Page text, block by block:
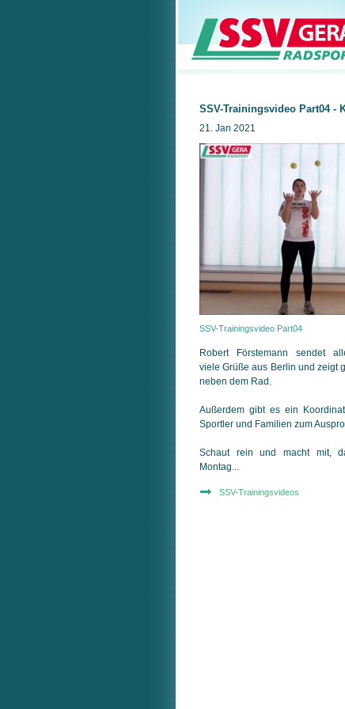
SSV-Trainingsvideo Part04 -
21. Jan 2021
SSV-Trainingsvideo Part04
Robert Förstemann sendet
viele Grüße aus Berlin und zeigt
neben dem Rad.
Außerdem gibt es ein
Sportler und Familien zum
Schaut rein und macht mit,
Montag...
SSV-Trainingsvideos